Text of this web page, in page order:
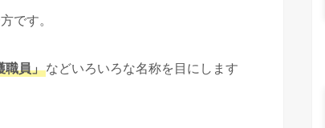
です。
職員」などいろいろな名称を目にします